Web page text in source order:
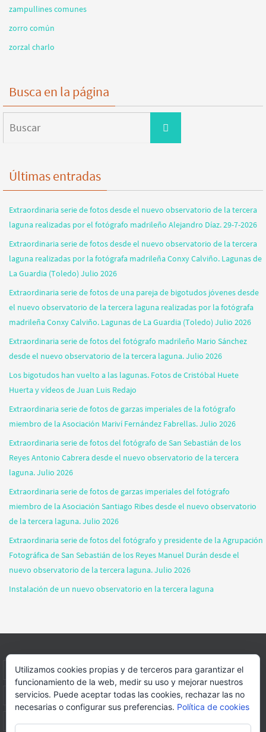
zampullines comunes
zorro común
zorzal charlo
Busca en la página
Buscar
Últimas entradas
Extraordinaria serie de fotos desde el nuevo observatorio de la tercera
laguna realizadas por el fotógrafo madrileño Alejandro Díaz. 29-7-2026
Extraordinaria serie de fotos desde el nuevo observatorio de la tercera
laguna realizadas por la fotógrafa madrileña Conxy Calviño. Lagunas de
La Guardia (Toledo) Julio 2026
Extraordinaria serie de fotos de una pareja de bigotudos jóvenes desde
el nuevo observatorio de la tercera laguna realizadas por la fotógrafa
madrileña Conxy Calviño. Lagunas de La Guardia (Toledo) Julio 2026
Extraordinaria serie de fotos del fotógrafo madrileño Mario Sánchez
desde el nuevo observatorio de la tercera laguna. Julio 2026
Los bigotudos han vuelto a las lagunas. Fotos de Cristóbal Huete
Huerta y vídeos de Juan Luis Redajo
Extraordinaria serie de fotos de garzas imperiales de la fotógrafo
miembro de la Asociación Mariví Fernández Fabrellas. Julio 2026
Extraordinaria serie de fotos del fotógrafo de San Sebastián de los
Reyes Antonio Cabrera desde el nuevo observatorio de la tercera
laguna. Julio 2026
Extraordinaria serie de fotos de garzas imperiales del fotógrafo
miembro de la Asociación Santiago Ribes desde el nuevo observatorio
de la tercera laguna. Julio 2026
Extraordinaria serie de fotos del fotógrafo y presidente de la Agrupación
Fotográfica de San Sebastián de los Reyes Manuel Durán desde el
nuevo observatorio de la tercera laguna. Julio 2026
Instalación de un nuevo observatorio en la tercera laguna
INICIO INFORMACIÓN ASOCIACION SUS HABITANTES
FOTOS VIDEOS BLOG PATROCINADORES DONACIONES
Utilizamos cookies propias y de terceros para garantizar el
funcionamiento de la web, medir su uso y mejorar nuestros
servicios. Puede aceptar todas las cookies, rechazar las no
necesarias o configurar sus preferencias. Política de cookies